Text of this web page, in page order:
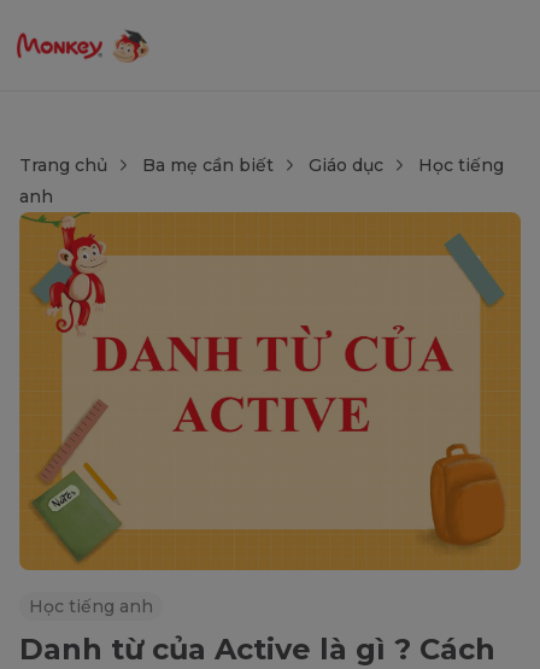
Trang chủ Ba mẹ cần biết Giáo dục
Học tiếng
anh
Học tiếng anh
Danh từ của Active là gì ? Cách